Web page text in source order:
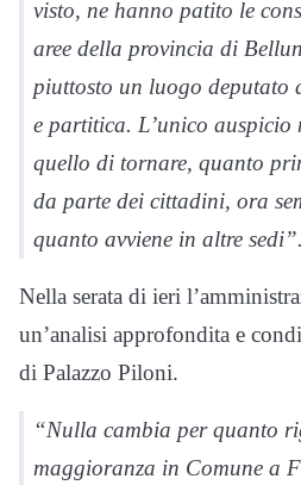
visto, ne hanno patito le
aree della provincia di
piuttosto un luogo deputato
e partitica. L’unico auspicio
quello di tornare, quanto
da parte dei cittadini, ora
quanto avviene in altre sedi”.
Nella serata di ieri
un’analisi approfondita e
di Palazzo Piloni.
“Nulla cambia per quanto
maggioranza in Comune a